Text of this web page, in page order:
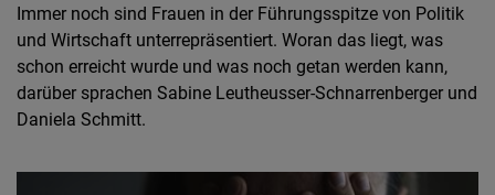
Immer noch sind Frauen in der Führungsspitze von Politik
und Wirtschaft unterrepräsentiert. Woran das liegt, was
schon erreicht wurde und was noch getan werden kann,
darüber sprachen Sabine Leutheusser-Schnarrenberger und
Daniela Schmitt.